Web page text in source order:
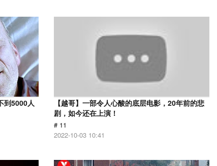
到5000人
【越哥】一部令人心酸的底层电影，20年前的悲
剧，如今还在上演！
# 11
2022-10-03 10:41